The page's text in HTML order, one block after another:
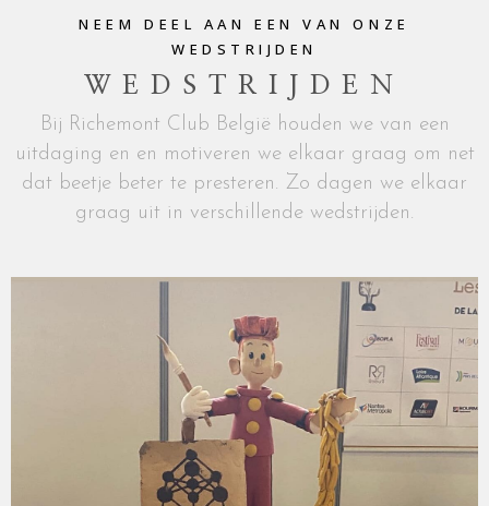
NEEM DEEL AAN EEN VAN ONZE
WEDSTRIJDEN
WEDSTRIJDEN
Bij Richemont Club België houden we van een
uitdaging en en motiveren we elkaar graag om net
dat beetje beter te presteren. Zo dagen we elkaar
graag uit in verschillende wedstrijden.